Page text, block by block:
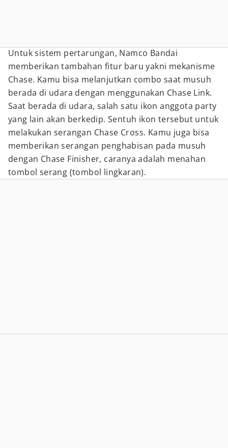
Untuk sistem pertarungan, Namco Bandai
memberikan tambahan fitur baru yakni mekanisme
Chase. Kamu bisa melanjutkan combo saat musuh
berada di udara dengan menggunakan Chase Link.
Saat berada di udara, salah satu ikon anggota party
yang lain akan berkedip. Sentuh ikon tersebut untuk
melakukan serangan Chase Cross. Kamu juga bisa
memberikan serangan penghabisan pada musuh
dengan Chase Finisher, caranya adalah menahan
tombol serang (tombol lingkaran).